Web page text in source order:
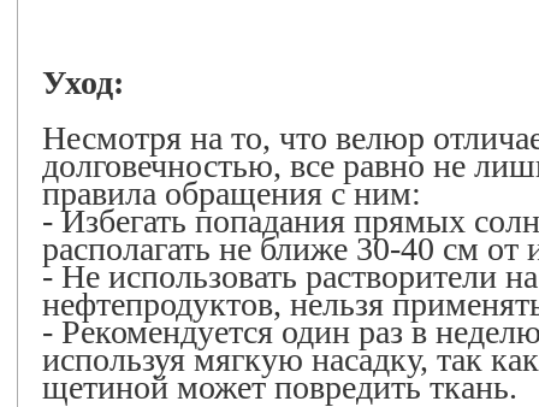
Уход:
Несмотря на то, что велюр
долговечностью, все равно не
правила обращения с ним:
- Избегать попадания прямых
располагать не ближе 30-40 см от
- Не использовать растворители
нефтепродуктов, нельзя
- Рекомендуется один раз в
используя мягкую насадку, так
щетиной может повредить ткань.